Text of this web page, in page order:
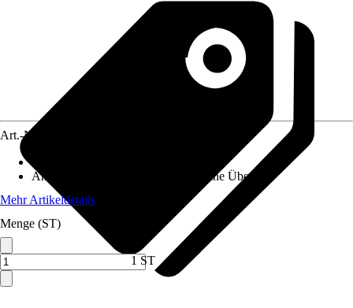
Art.-Nr.
Anwendungsbereich
Waschtisch ohne Überlauf
Mehr Artikeldetails
Menge (ST)
1 ST